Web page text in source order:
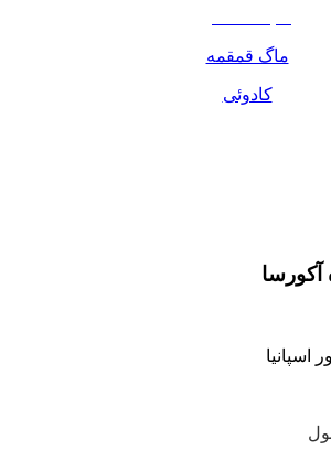
ماگ قمقمه
کادوئی
آکورسا